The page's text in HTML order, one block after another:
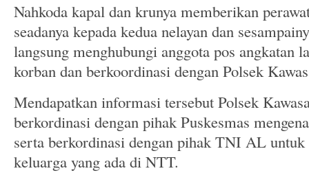
Nahkoda kapal dan krunya memberikan
seadanya kepada kedua nelayan dan
langsung menghubungi anggota pos angkatan
korban dan berkoordinasi dengan Polsek
Mendapatkan informasi tersebut Polsek
berkordinasi dengan pihak Puskesmas
serta berkordinasi dengan pihak TNI AL untuk
keluarga yang ada di NTT.